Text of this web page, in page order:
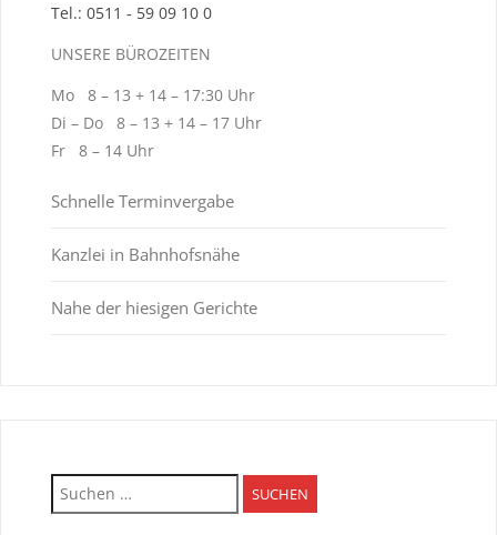
Tel.: 0511 ‑ 59 09 10 0
UNSERE BÜROZEITEN
Mo 8 – 13 + 14 – 17:30 Uhr
Di – Do 8 – 13 + 14 – 17 Uhr
Fr 8 – 14 Uhr
Schnelle Terminvergabe
Kanzlei in Bahnhofsnähe
Nahe der hiesigen Gerichte
Suchen
nach: